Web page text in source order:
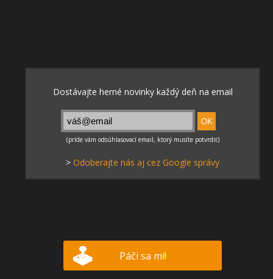
> Odoberajte nás aj cez Google správy
Páči sa mi!